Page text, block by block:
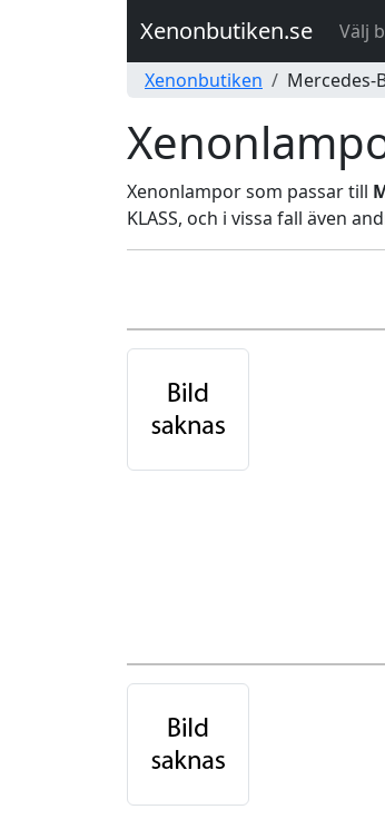
Xenonbutiken.se
Välj
Xenonbutiken
Mercedes-
Xenonlampor som passar till
KLASS, och i vissa fall även